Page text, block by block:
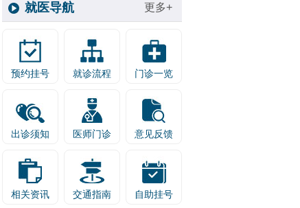
就医导航 更多+
预约挂号 就诊流程 门诊一览
出诊须知 医师门诊 意见反馈
相关资讯 交通指南 自助挂号